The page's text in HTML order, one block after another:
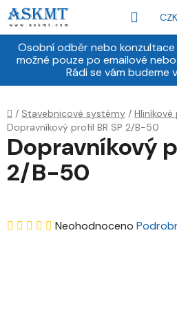
Přejít
na
obsah
Osobní odběr nebo
možné pouze po emailové
Rádi se vám budeme
Hledat
CZK
Domů
/ Stavebnicové systémy /
Dopravníkový profil BR SP 2/B-50
Dopravníkový
2/B-50
Průměrné
Neohodnoceno